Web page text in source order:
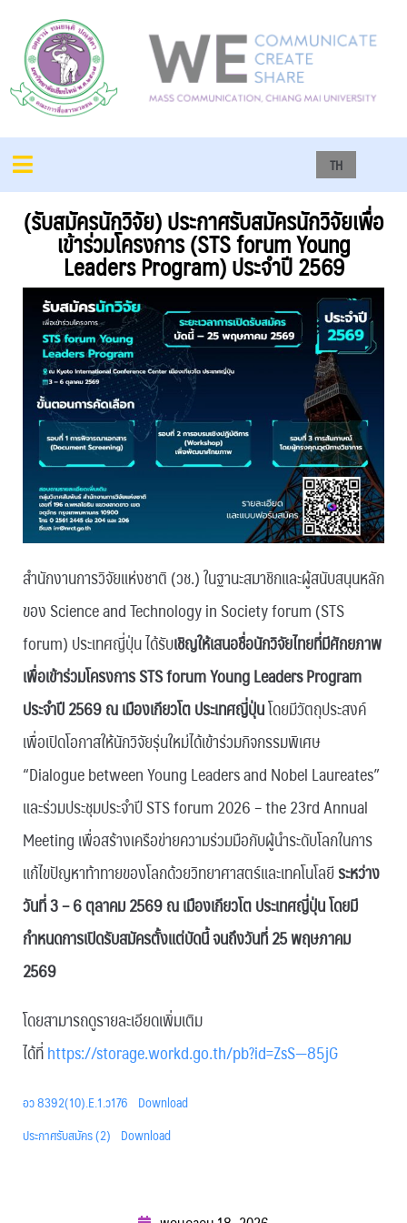
TH
(รับสมัครนักวิจัย) ประกาศรับสมัครนักวิจัยเพื่อ
เข้าร่วมโครงการ (STS forum Young
Leaders Program) ประจำปี 2569
สำนักงานการวิจัยแห่งชาติ (วช.) ในฐานะสมาชิกและผู้สนับสนุนหลัก
ของ Science and Technology in Society forum (STS
forum) ประเทศญี่ปุ่น ได้รับเชิญให้เสนอชื่อนักวิจัยไทยที่มีศักยภาพ
เพื่อเข้าร่วมโครงการ STS forum Young Leaders Program
ประจำปี 2569 ณ เมืองเกียวโต ประเทศญี่ปุ่นโดยมีวัตถุประสงค์
เพื่อเปิดโอกาสให้นักวิจัยรุ่นใหม่ได้เข้าร่วมกิจกรรมพิเศษ
“Dialogue between Young Leaders and Nobel Laureates”
และร่วมประชุมประจำปี STS forum 2026 – the 23rd Annual
Meeting เพื่อสร้างเครือข่ายความร่วมมือกับผู้นำระดับโลกในการ
แก้ไขปัญหาท้าทายของโลกด้วยวิทยาศาสตร์และเทคโนโลยีระหว่าง
วันที่ 3 – 6 ตุลาคม 2569 ณ เมืองเกียวโต ประเทศญี่ปุ่นโดยมี
กำหนดการเปิดรับสมัครตั้งแต่บัดนี้ จนถึงวันที่ 25 พฤษภาคม
2569
โดยสามารถดูรายละเอียดเพิ่มเติม
ได้ที่https://storage.workd.go.th/pb?id=ZsS—85jG
อว 8392(10).E.1.ว176 Download
ประกาศรับสมัคร (2) Download